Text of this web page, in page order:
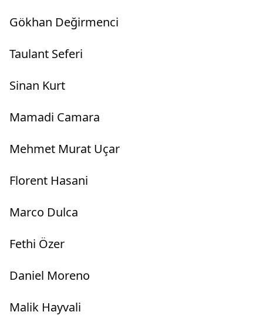
Gökhan Değirmenci
Taulant Seferi
Sinan Kurt
Mamadi Camara
Mehmet Murat Uçar
Florent Hasani
Marco Dulca
Fethi Özer
Daniel Moreno
Malik Hayvali